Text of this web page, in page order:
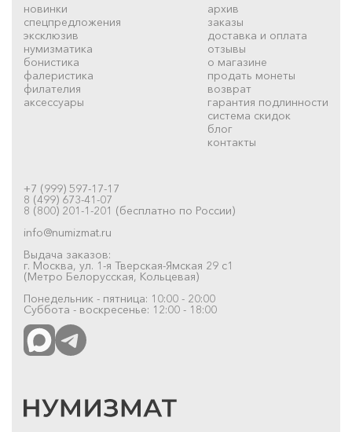
новинки
спецпредложения
эксклюзив
нумизматика
бонистика
фалеристика
филателия
аксессуары
архив
заказы
доставка и оплата
отзывы
о магазине
продать монеты
возврат
гарантия подлинности
система скидок
блог
контакты
+7 (999) 597-17-17
8 (499) 673-41-07
8 (800) 201-1-201 (бесплатно по России)
info@numizmat.ru
Выдача заказов:
г. Москва, ул. 1-я Тверская-Ямская 29 с1
(Метро Белорусская, Кольцевая)
Понедельник - пятница: 10:00 - 20:00
Суббота - воскресенье: 12:00 - 18:00